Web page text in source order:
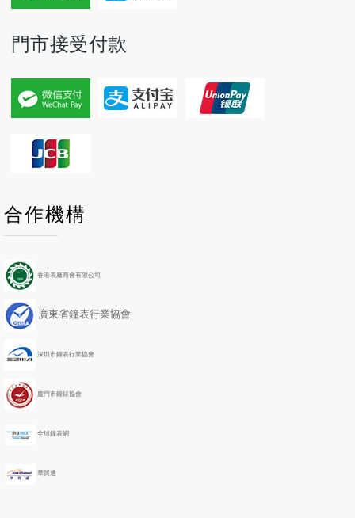
門市接受付款
合作機構
香港表廠商會有限公司
廣東省鐘表行業協會
深圳市鐘表行業協會
廈門市鐘錶協會
全球鐘表網
華貿通
r
e
o
s
a
r
e
i
o
u
s
M
o
n
h
N
e
x
Y
e
a
r
N
e
x